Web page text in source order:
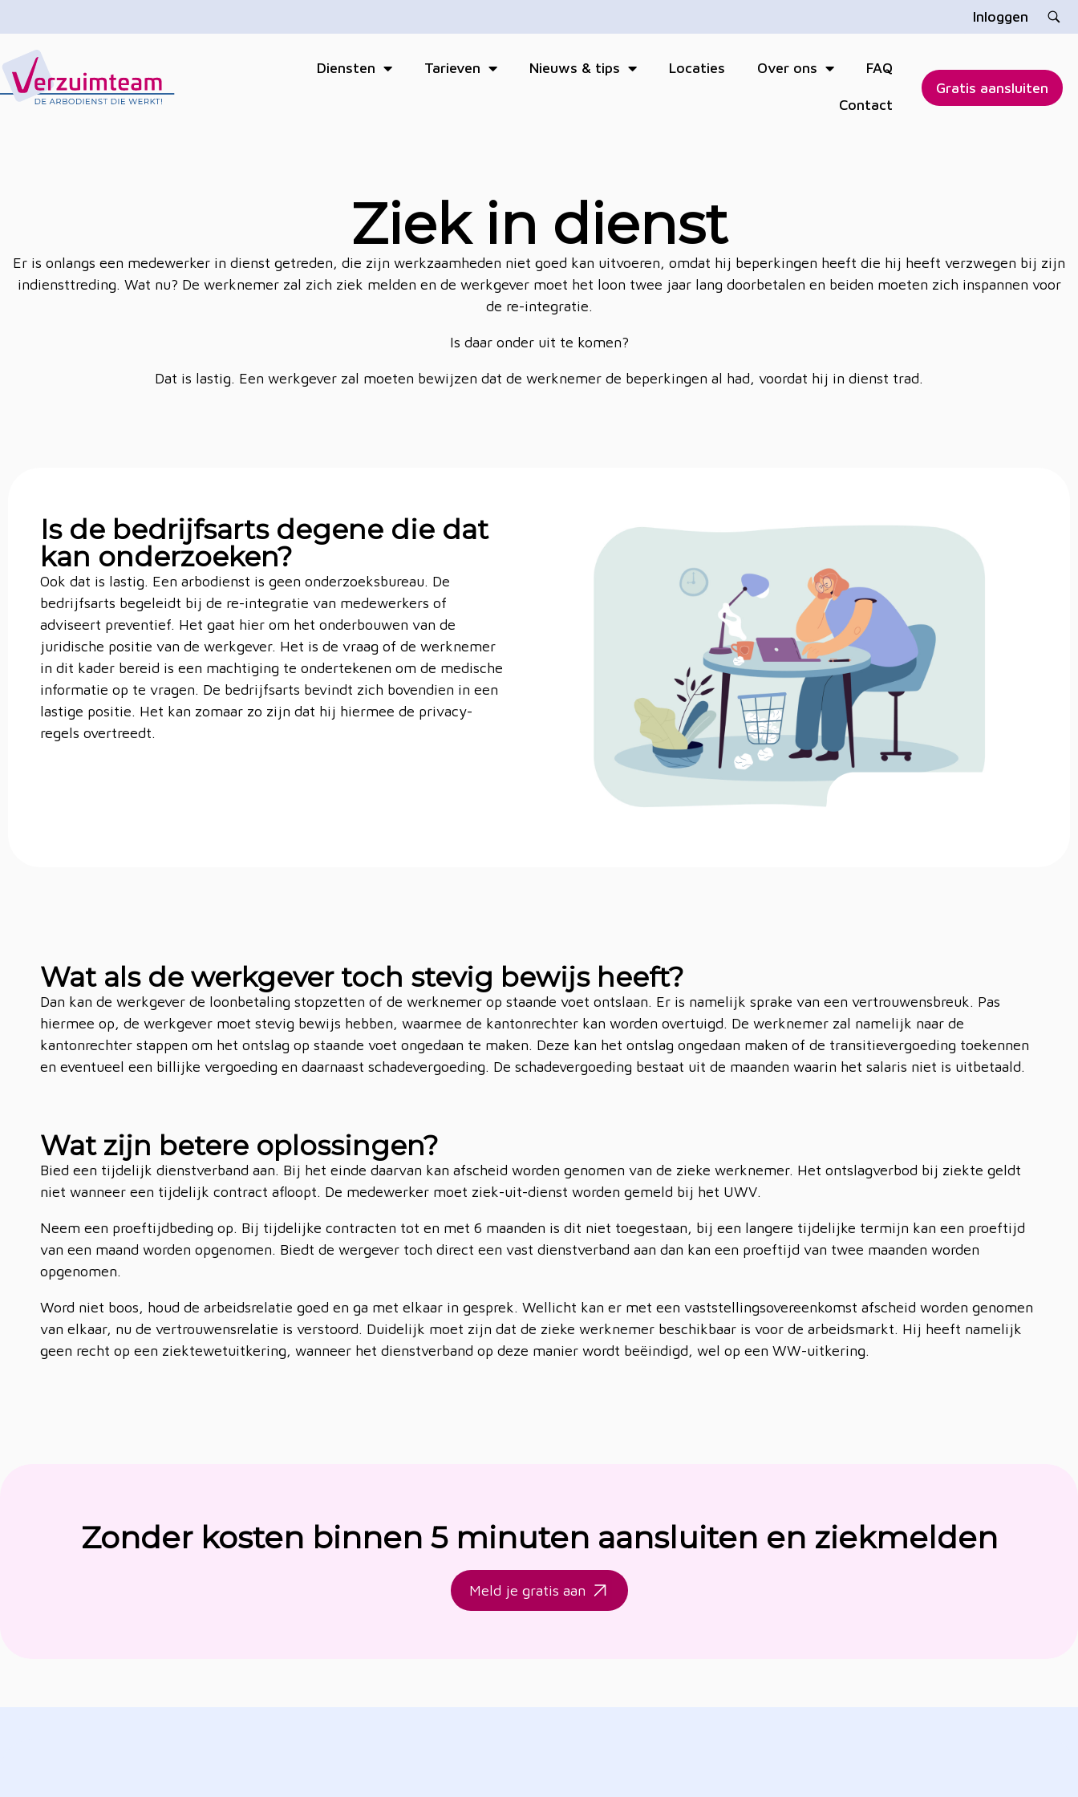
Inloggen
Diensten Tarieven Nieuws & tips Locaties Over ons FAQ
Contact
Gratis aansluiten
Ziek in dienst
Er is onlangs een medewerker in dienst getreden, die zijn werkzaamheden niet goed kan uitvoeren, omdat hij beperkingen heeft die hij heeft verzwegen bij zijn
indiensttreding. Wat nu? De werknemer zal zich ziek melden en de werkgever moet het loon twee jaar lang doorbetalen en beiden moeten zich inspannen voor
de re-integratie.
Is daar onder uit te komen?
Dat is lastig. Een werkgever zal moeten bewijzen dat de werknemer de beperkingen al had, voordat hij in dienst trad.
Is de bedrijfsarts degene die dat
kan onderzoeken?
Ook dat is lastig. Een arbodienst is geen onderzoeksbureau. De
bedrijfsarts begeleidt bij de re-integratie van medewerkers of
adviseert preventief. Het gaat hier om het onderbouwen van de
juridische positie van de werkgever. Het is de vraag of de werknemer
in dit kader bereid is een machtiging te ondertekenen om de medische
informatie op te vragen. De bedrijfsarts bevindt zich bovendien in een
lastige positie. Het kan zomaar zo zijn dat hij hiermee de privacy-
regels overtreedt.
Wat als de werkgever toch stevig bewijs heeft?
Dan kan de werkgever de loonbetaling stopzetten of de werknemer op staande voet ontslaan. Er is namelijk sprake van een vertrouwensbreuk. Pas
hiermee op, de werkgever moet stevig bewijs hebben, waarmee de kantonrechter kan worden overtuigd. De werknemer zal namelijk naar de
kantonrechter stappen om het ontslag op staande voet ongedaan te maken. Deze kan het ontslag ongedaan maken of de transitievergoeding toekennen
en eventueel een billijke vergoeding en daarnaast schadevergoeding. De schadevergoeding bestaat uit de maanden waarin het salaris niet is uitbetaald.
Wat zijn betere oplossingen?
Bied een tijdelijk dienstverband aan. Bij het einde daarvan kan afscheid worden genomen van de zieke werknemer. Het ontslagverbod bij ziekte geldt
niet wanneer een tijdelijk contract afloopt. De medewerker moet ziek-uit-dienst worden gemeld bij het UWV.
Neem een proeftijdbeding op. Bij tijdelijke contracten tot en met 6 maanden is dit niet toegestaan, bij een langere tijdelijke termijn kan een proeftijd
van een maand worden opgenomen. Biedt de wergever toch direct een vast dienstverband aan dan kan een proeftijd van twee maanden worden
opgenomen.
Word niet boos, houd de arbeidsrelatie goed en ga met elkaar in gesprek. Wellicht kan er met een vaststellingsovereenkomst afscheid worden genomen
van elkaar, nu de vertrouwensrelatie is verstoord. Duidelijk moet zijn dat de zieke werknemer beschikbaar is voor de arbeidsmarkt. Hij heeft namelijk
geen recht op een ziektewetuitkering, wanneer het dienstverband op deze manier wordt beëindigd, wel op een WW-uitkering.
Zonder kosten binnen 5 minuten aansluiten en ziekmelden
Meld je gratis aan